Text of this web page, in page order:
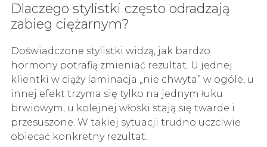
Dlaczego stylistki często odradzają
zabieg ciężarnym?
Doświadczone stylistki widzą, jak bardzo
hormony potrafią zmieniać rezultat. U jednej
klientki w ciąży laminacja „nie chwyta” w ogóle, u
innej efekt trzyma się tylko na jednym łuku
brwiowym, u kolejnej włoski stają się twarde i
przesuszone. W takiej sytuacji trudno uczciwie
obiecać konkretny rezultat.